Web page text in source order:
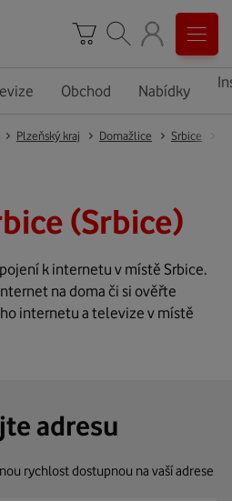
Obchod Nabídky
Plzeňský kraj Domažlice Srbice
(Srbice)
k internetu v místě Srbice.
na doma či si ověřte
internetu a televize v místě
adresu
rychlost dostupnou na vaší adrese